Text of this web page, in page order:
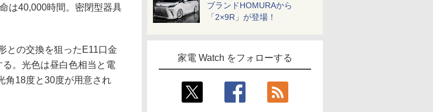
ブランドHOMURAから
「2×9R」が登場！
家電 Watch をフォローする
は40,000時間。密閉型器具
との交換を狙ったE11口金
。光色は昼白色相当と電
角18度と30度が用意され